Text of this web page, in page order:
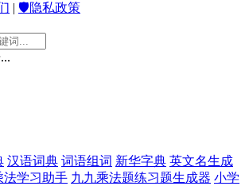
🛡️隐私政策
汉语词典 词语组词 新华字典 英文名生成
法学习助手 九九乘法题练习题生成器 小学